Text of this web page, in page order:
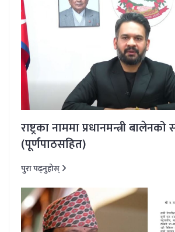
राष्ट्रका नाममा प्रधानमन्त्री
(पूर्णपाठसहित)
पुरा पढ्नुहोस्